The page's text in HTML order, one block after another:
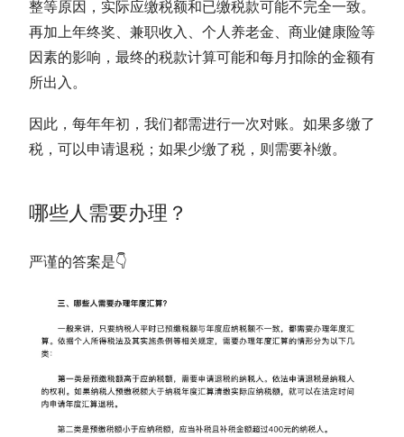
整等原因，实际应缴税额和已缴税款可能不完全一致。
再加上年终奖、兼职收入、个人养老金、商业健康险等
因素的影响，最终的税款计算可能和每月扣除的金额有
所出入。
因此，每年年初，我们都需进行一次对账。如果多缴了
税，可以申请退税；如果少缴了税，则需要补缴。
哪些人需要办理？
严谨的答案是👇